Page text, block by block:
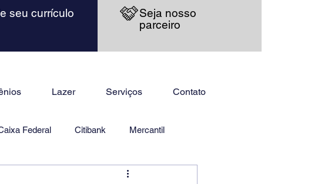
seu currículo
Seja nosso
parceiro
Lazer Serviços Contato
Federal Citibank Mercantil